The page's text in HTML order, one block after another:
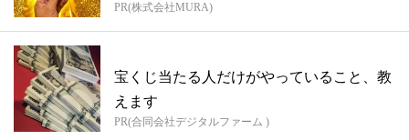
PR(株式会社MURA)
宝くじ当たる人だけがやっていること、教
えます
PR(合同会社デジタルファーム )